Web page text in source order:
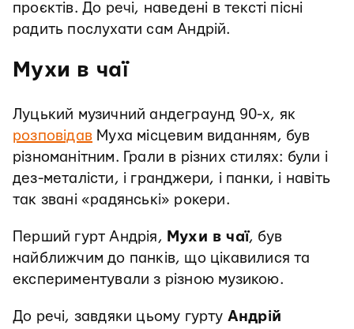
проєктів. До речі, наведені в тексті пісні
радить послухати сам Андрій.
Мухи в чаї
Луцький музичний андеграунд 90-х, як
розповідав Муха місцевим виданням, був
різноманітним. Грали в різних стилях: були і
дез-металісти, і гранджери, і панки, і навіть
так звані «радянські» рокери.
Перший гурт Андрія, Мухи в чаї, був
найближчим до панків, що цікавилися та
експериментували з різною музикою.
До речі, завдяки цьому гурту Андрій